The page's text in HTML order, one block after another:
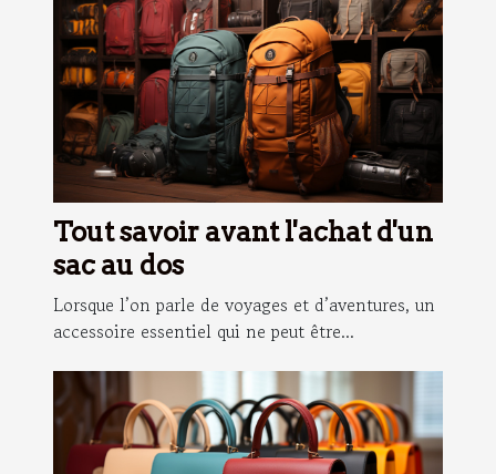
Tout savoir avant l'achat d'un
sac au dos
Lorsque l’on parle de voyages et d’aventures, un
accessoire essentiel qui ne peut être...